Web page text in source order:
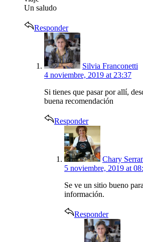
Un saludo
Responder
says:
Silvia Franconetti
4 noviembre, 2019 at 23:37
Si tienes que pasar por allí,
buena recomendación
Responder
says:
Chary
5 noviembre, 2019 at
Se ve un sitio bueno
información.
Responder
says: